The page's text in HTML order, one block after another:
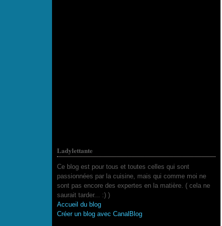
Ladylettante
Ce blog est pour tous et toutes celles qui sont
passionnées par la cuisine, mais qui comme moi ne
sont pas encore des expertes en la matière. ( cela ne
saurait tarder... :) )
Accueil du blog
Créer un blog avec CanalBlog